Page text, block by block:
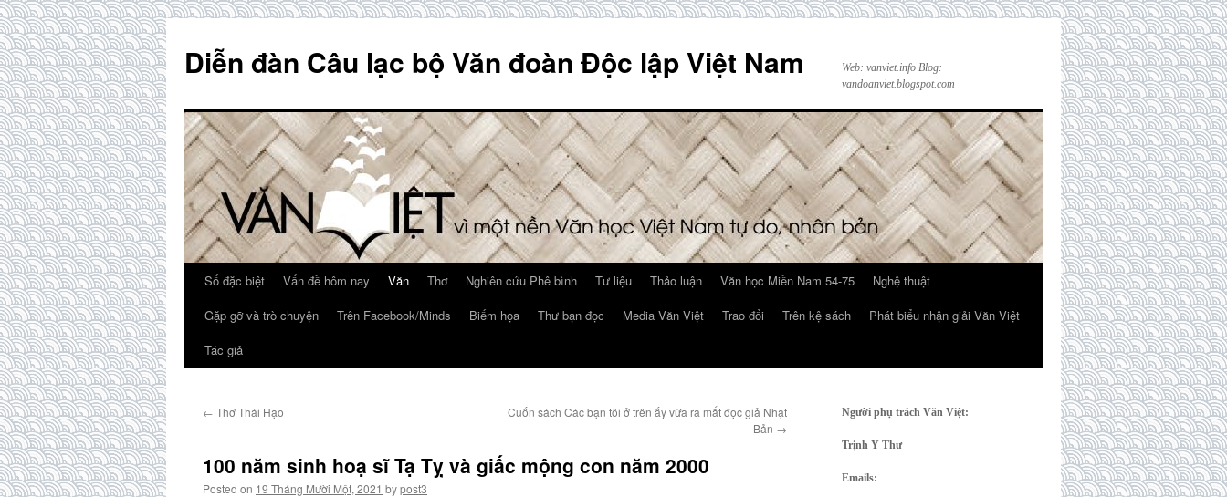
content
Diễn đàn Câu lạc bộ Văn đoàn Độc lập Việt Nam
Web: vanviet.info Blog:
vandoanviet.blogspot.com
Số đặc biệt Vấn đề hôm nay Văn Thơ Nghiên cứu Phê bình Tư liệu Thảo luận Văn học Miền Nam 54-75
Nghệ thuật
Gặp gỡ và trò chuyện
Trên Facebook/Minds Biếm họa Thư bạn đọc Media Văn Việt Trao đổi Trên kệ sách
Phát biểu nhận giải Văn Việt
Tác giả
← Thơ Thái Hạo
Cuốn sách Các bạn tôi ở trên ấy vừa ra mắt độc giả Nhật
Bản →
100 năm sinh hoạ sĩ Tạ Tỵ và giấc mộng con năm 2000
Posted on 19 Tháng Mười Một, 2021 bypost3
Người phụ trách Văn Việt:
Trịnh Y Thư
Emails: